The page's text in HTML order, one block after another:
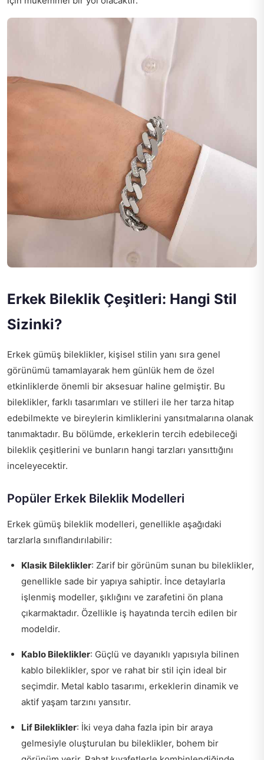
Erkek Bileklik Çeşitleri: Hangi Stil
Sizinki?
Erkek gümüş bileklikler, kişisel stilin yanı sıra genel
görünümü tamamlayarak hem günlük hem de özel
etkinliklerde önemli bir aksesuar haline gelmiştir. Bu
bileklikler, farklı tasarımları ve stilleri ile her tarza hitap
edebilmekte ve bireylerin kimliklerini yansıtmalarına olanak
tanımaktadır. Bu bölümde, erkeklerin tercih edebileceği
bileklik çeşitlerini ve bunların hangi tarzları yansıttığını
inceleyecektir.
Popüler Erkek Bileklik Modelleri
Erkek gümüş bileklik modelleri, genellikle aşağıdaki
tarzlarla sınıflandırılabilir:
Klasik Bileklikler: Zarif bir görünüm sunan bu bileklikler,
genellikle sade bir yapıya sahiptir. İnce detaylarla
işlenmiş modeller, şıklığını ve zarafetini ön plana
çıkarmaktadır. Özellikle iş hayatında tercih edilen bir
modeldir.
Kablo Bileklikler: Güçlü ve dayanıklı yapısıyla bilinen
kablo bileklikler, spor ve rahat bir stil için ideal bir
seçimdir. Metal kablo tasarımı, erkeklerin dinamik ve
aktif yaşam tarzını yansıtır.
Lif Bileklikler: İki veya daha fazla ipin bir araya
gelmesiyle oluşturulan bu bileklikler, bohem bir